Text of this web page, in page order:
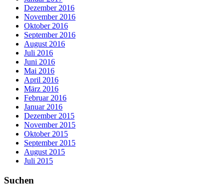
Dezember 2016
November 2016
Oktober 2016
September 2016
August 2016
Juli 2016
Juni 2016
Mai 2016
April 2016
März 2016
Februar 2016
Januar 2016
Dezember 2015
November 2015
Oktober 2015
September 2015
August 2015
Juli 2015
Suchen